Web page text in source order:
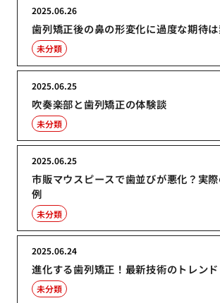
歯列矯正後の鼻の形変化に過度な期待
2025.06.26
未分類
吹奏楽部と歯列矯正の体験談
2025.06.25
未分類
市販マウスピースで歯並びが悪化？実
例
2025.06.25
未分類
進化する歯列矯正！最新技術のトレンド
2025.06.24
未分類